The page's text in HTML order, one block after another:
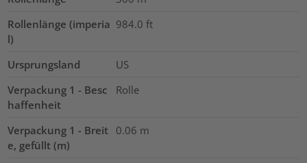
Rollenlänge (imperia
l)
984.0 ft
Ursprungsland
US
Verpackung 1 - Besc
haffenheit
Rolle
Verpackung 1 - Breit
e, gefüllt (m)
0.06 m